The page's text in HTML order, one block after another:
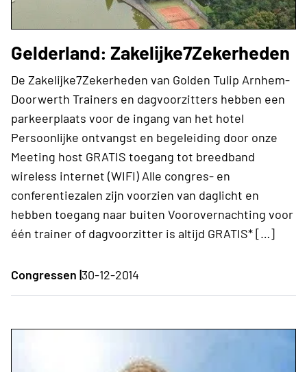
Gelderland: Zakelijke7Zekerheden
De Zakelijke7Zekerheden van Golden Tulip Arnhem-
Doorwerth Trainers en dagvoorzitters hebben een
parkeerplaats voor de ingang van het hotel
Persoonlijke ontvangst en begeleiding door onze
Meeting host GRATIS toegang tot breedband
wireless internet (WIFI) Alle congres- en
conferentiezalen zijn voorzien van daglicht en
hebben toegang naar buiten Voorovernachting voor
één trainer of dagvoorzitter is altijd GRATIS* […]
Congressen |30-12-2014